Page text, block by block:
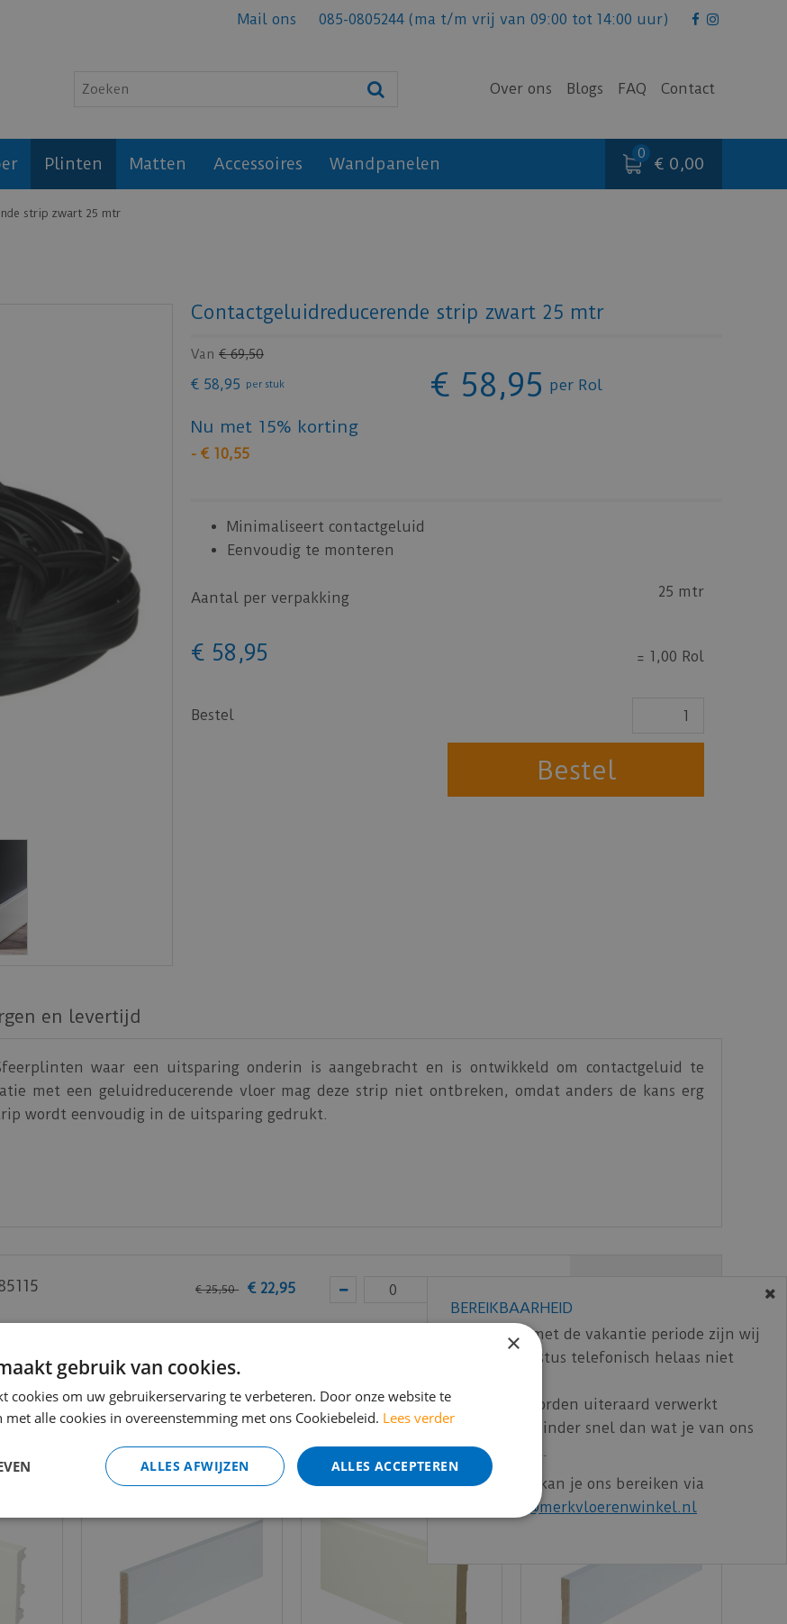
strip zwart 25 mtr
Mail ons 085-0805244 (ma t/m vrij van 09:00 tot 14:00 uur)
Over ons Blogs FAQ Contact
Plinten Matten Accessoires Wandpanelen € 0,00
Contactgeluidreducerende strip zwart 25 mtr
Van € 69,50
€ 58,95 per stuk € 58,95 per Rol
Nu met 15% korting
- € 10,55
Minimaliseert contactgeluid
Eenvoudig te monteren
Aantal per verpakking 25 mtr
€ 58 ,95 = 1,00 Rol
Bestel
en levertijd
waar een uitsparing onderin is aangebracht en is ontwikkeld om contactgeluid te
met een geluidreducerende vloer mag deze strip niet ontbreken, omdat anders de kans erg
wordt eenvoudig in de uitsparing gedrukt.
€ 25,50 € 22,95
€ 58,95
BEREIKBAARHEID
In verband met de vakantie periode zijn wij
t/m 14 augustus telefonisch helaas niet
Bestelling worden uiteraard verwerkt
echter iets minder snel dan wat je van ons
gewend bent.
Voor vragen kan je ons bereiken via
info@merkvloerenwinkel.nl
×
gebruik van cookies.
cookies om uw gebruikerservaring te verbeteren. Door onze website te
alle cookies in overeenstemming met ons Cookiebeleid. Lees verder
ALLES ACCEPTEREN
ALLES AFWIJZEN